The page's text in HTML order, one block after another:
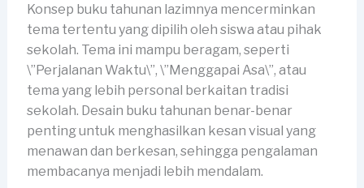
Konsep buku tahunan lazimnya mencerminkan
tema tertentu yang dipilih oleh siswa atau pihak
sekolah. Tema ini mampu beragam, seperti
\”Perjalanan Waktu\”, \”Menggapai Asa\”, atau
tema yang lebih personal berkaitan tradisi
sekolah. Desain buku tahunan benar-benar
penting untuk menghasilkan kesan visual yang
menawan dan berkesan, sehingga pengalaman
membacanya menjadi lebih mendalam.